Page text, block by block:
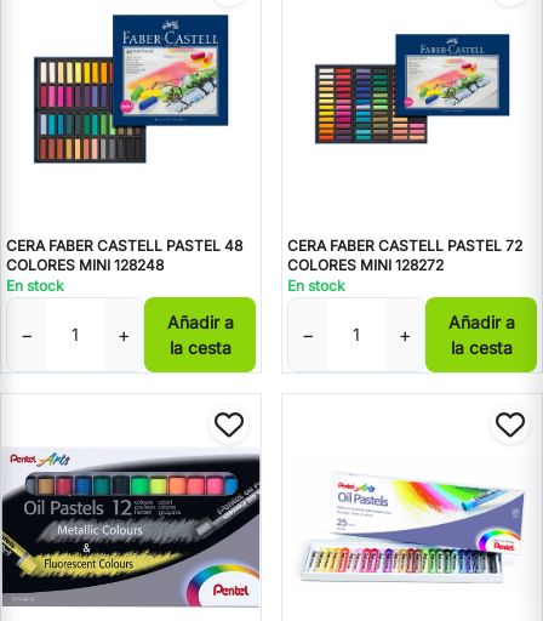
CERA FABER CASTELL PASTEL 48
COLORES MINI 128248
En stock
− +
Añadir a
la cesta
CERA FABER CASTELL PASTEL 72
COLORES MINI 128272
En stock
− +
Añadir a
la cesta